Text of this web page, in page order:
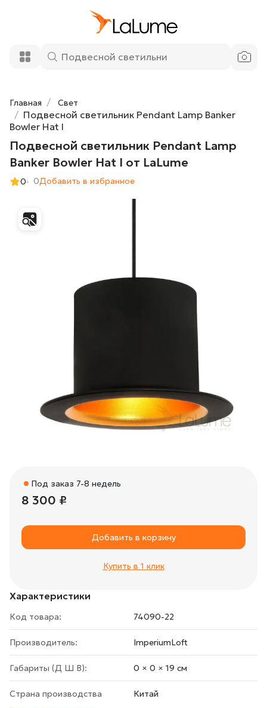
Главная Свет
Подвесной светильник Pendant Lamp Banker
Bowler Hat I
Подвесной светильник Pendant Lamp
Banker Bowler Hat I от LaLume
0 0Добавить в избранное
Характеристики
Код товара: 74090-22
Производитель: ImperiumLoft
Габариты (Д Ш В): 0 × 0 × 19 cм
Страна производства
Китай
Под заказ 7-8 недель
8 300 ₽
Добавить в корзину
Купить в 1 клик
Banker Bowler Hat I от LaLume